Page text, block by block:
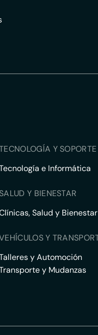
Y
e Informática
SALUD Y BIENESTAR
Salud y Bienestar
Y
y Automoción
y Mudanzas